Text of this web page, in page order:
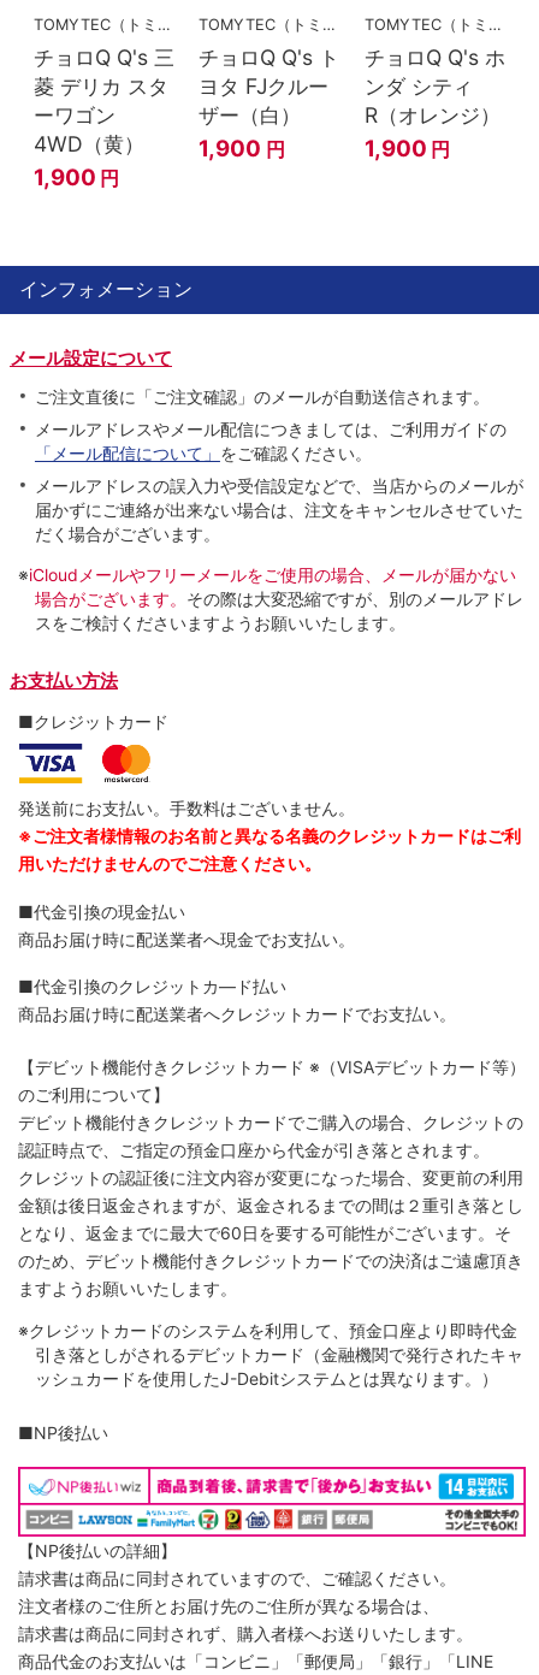
TOMYTEC（トミーテック）
チョロQ Q's 三
菱 デリカ スタ
ーワゴン
4WD（黄）
1,900 円
TOMYTEC（トミーテック）
チョロQ Q's ト
ヨタ FJクルー
ザー（白）
1,900 円
TOMYTEC（トミーテック）
チョロQ Q's ホ
ンダ シティ
R（オレンジ）
1,900 円
インフォメーション
メール設定について
ご注文直後に「ご注文確認」のメールが自動送信されます。
メールアドレスやメール配信につきましては、ご利用ガイドの
「メール配信について」 をご確認ください。
メールアドレスの誤入力や受信設定などで、当店からのメールが
届かずにご連絡が出来ない場合は、注文をキャンセルさせていた
だく場合がございます。
※iCloudメールやフリーメールをご使用の場合、メールが届かない
場合がございます。 その際は大変恐縮ですが、別のメールアドレ
スをご検討くださいますようお願いいたします。
お支払い方法
■クレジットカード
発送前にお支払い。手数料はございません。
※ご注文者様情報のお名前と異なる名義のクレジットカードはご利
用いただけませんのでご注意ください。
■代金引換の現金払い
商品お届け時に配送業者へ現金でお支払い。
■代金引換のクレジットカ―ド払い
商品お届け時に配送業者へクレジットカードでお支払い。
【デビット機能付きクレジットカード ※（VISAデビットカード等）
のご利用について】
デビット機能付きクレジットカードでご購入の場合、クレジットの
認証時点で、ご指定の預金口座から代金が引き落とされます。
クレジットの認証後に注文内容が変更になった場合、変更前の利用
金額は後日返金されますが、返金されるまでの間は２重引き落とし
となり、返金までに最大で60日を要する可能性がございます。そ
のため、デビット機能付きクレジットカードでの決済はご遠慮頂き
ますようお願いいたします。
※クレジットカードのシステムを利用して、預金口座より即時代金
引き落としがされるデビットカード（金融機関で発行されたキャ
ッシュカードを使用したJ-Debitシステムとは異なります。）
■NP後払い
【NP後払いの詳細】
請求書は商品に同封されていますので、ご確認ください。
注文者様のご住所とお届け先のご住所が異なる場合は、
請求書は商品に同封されず、購入者様へお送りいたします。
商品代金のお支払いは「コンビニ」「郵便局」「銀行」「LINE